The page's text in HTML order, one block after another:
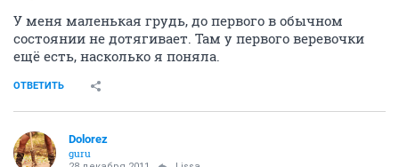
У меня маленькая грудь, до первого в обычном
состоянии не дотягивает. Там у первого веревочки
ещё есть, насколько я поняла.
ОТВЕТИТЬ
Dolorez
guru